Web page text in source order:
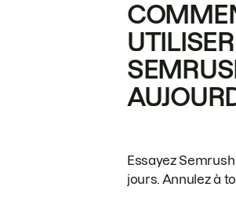
UTILISER
Essayez
jours. Annulez à